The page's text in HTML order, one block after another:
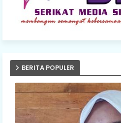
BERITA POPULER